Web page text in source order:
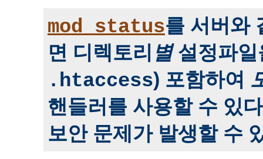
mod_status를 서버와
면 디렉토리 별설정파일
.htaccess) 포함하여
핸들러를 사용할 수 있
보안 문제가 발생할 수